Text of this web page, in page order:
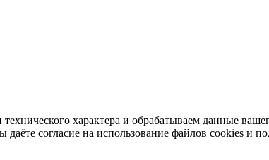
характера и обрабатываем данные
согласие на использование файлов cookies и